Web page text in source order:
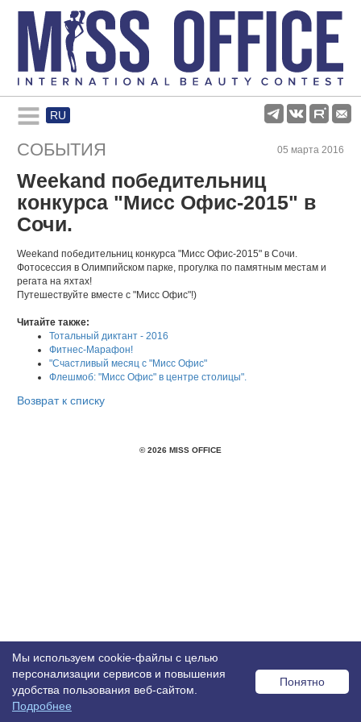
RU
Rules and regulations
About pageant
СОБЫТИЯ 05 марта 2016
Weekand победительниц
конкурса "Мисс Офис-2015" в
Сочи.
Weekand победительниц конкурса "Мисс Офис-2015" в Сочи.
Фотосессия в Олимпийском парке, прогулка по памятным местам и
регата на яхтах!
Путешествуйте вместе с "Мисс Офис"!)
Читайте также:
Тотальный диктант - 2016
Фитнес-Марафон!
"Счастливый месяц с "Мисс Офис"
Флешмоб: "Мисс Офис" в центре столицы".
Возврат к списку
Мы используем cookie-файлы с целью
персонализации сервисов и повышения
удобства пользования веб-сайтом.
Подробнее
Понятно
© 2026 MISS OFFICE